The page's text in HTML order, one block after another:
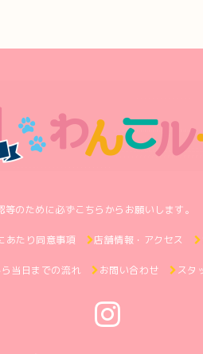
のために必ずこちらからお願いします。
あたり同意事項 店舗情報・アクセス
当日までの流れ お問い合わせ スタ